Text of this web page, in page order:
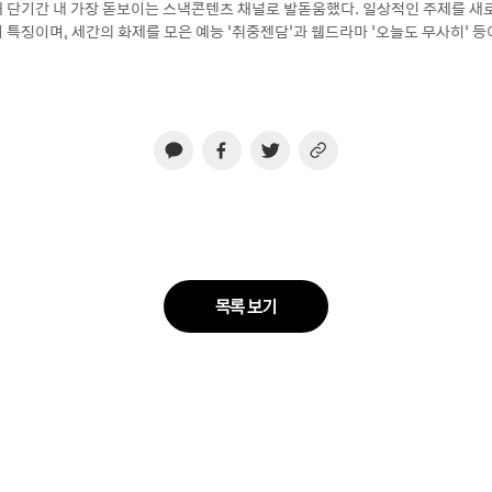
단기간 내 가장 돋보이는 스낵콘텐츠 채널로 발돋움했다. 일상적인 주제를 새
징이며, 세간의 화제를 모은 예능 ‘취중젠담’과 웹드라마 ‘오늘도 무사히’
목록 보기